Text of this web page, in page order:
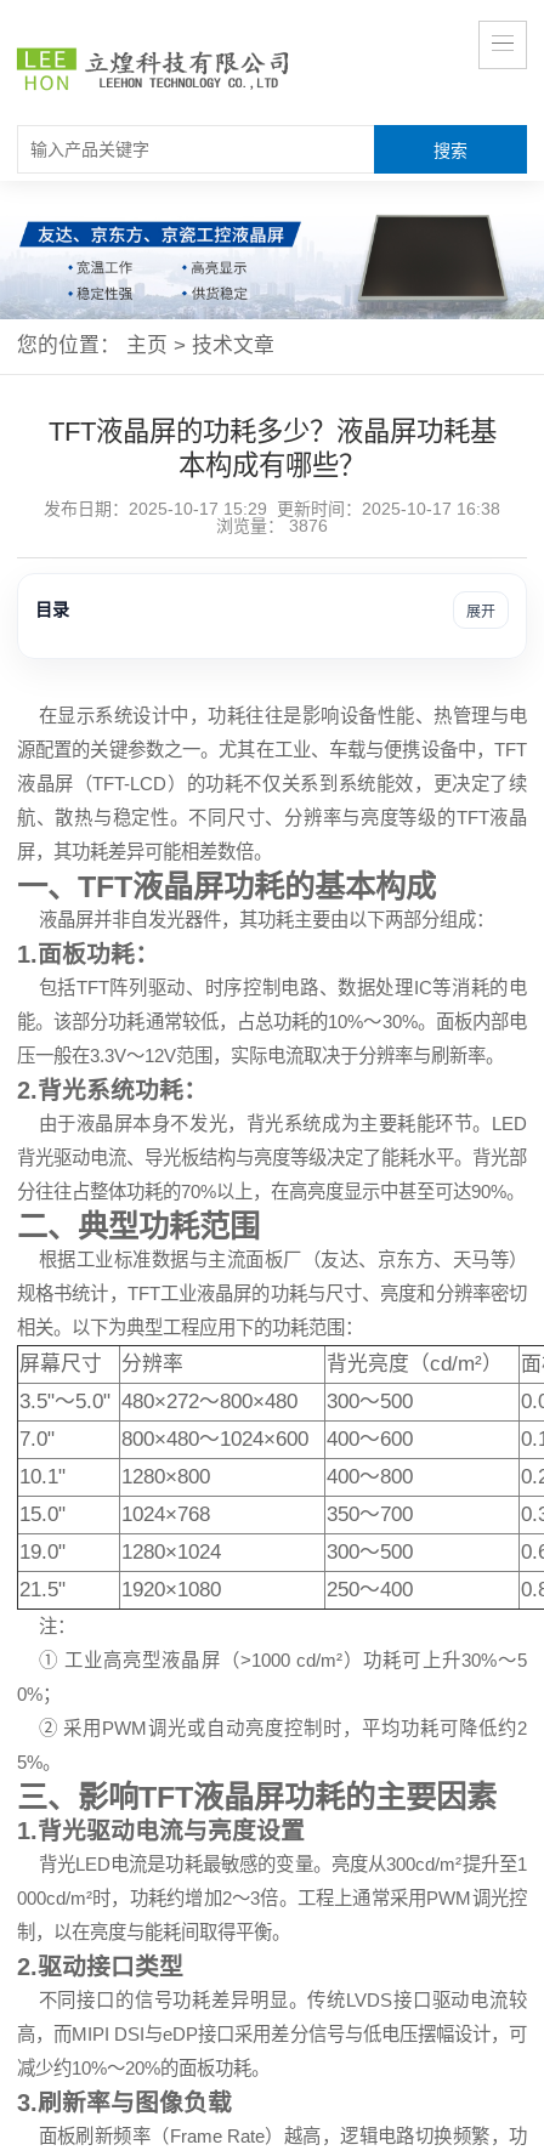
您的位置： 主页 > 技术文章
TFT液晶屏的功耗多少？液晶屏功耗基
本构成有哪些？
发布日期：2025-10-17 15:29 更新时间：2025-10-17 16:38
浏览量： 3876
目录 展开
在显示系统设计中，功耗往往是影响设备性能、热管理与电
源配置的关键参数之一。尤其在工业、车载与便携设备中，TFT
液晶屏 （TFT-LCD）的功耗不仅关系到系统能效，更决定了续
航、散热与稳定性。不同尺寸、分辨率与亮度等级的TFT液晶
屏，其功耗差异可能相差数倍。
一、TFT液晶屏功耗的基本构成
液晶屏并非自发光器件，其功耗主要由以下两部分组成：
1.面板功耗：
包括TFT阵列驱动、时序控制电路、数据处理IC等消耗的电
能。该部分功耗通常较低，占总功耗的10%～30%。面板内部电
压一般在3.3V～12V范围，实际电流取决于分辨率与刷新率。
2.背光系统功耗：
由于液晶屏本身不发光，背光系统成为主要耗能环节。 LED
背光驱动电流、导光板结构与亮度等级决定了能耗水平。背光部
分往往占整体功耗的70%以上，在高亮度显示中甚至可达90%。
二、典型功耗范围
根据工业标准数据与主流面板厂（友达、 京东方、天马等）
规格书统计，TFT工业液晶屏的功耗与尺寸、亮度和分辨率密切
相关。以下为典型工程应用下的功耗范围：
屏幕尺寸 分辨率 背光亮度（cd/m²）
3.5"～5.0" 480×272～800×480 300～500
7.0"
800×480～1024×600 400～600
10.1"
1280×800 400～800
15.0"
1024×768 350～700
19.0"
1280×1024 300～500
21.5"
1920×1080 250～400
注：
① 工业高亮型液晶屏（>1000 cd/m²）功耗可上升30%～5
0%；
② 采用PWM调光或自动亮度控制时，平均功耗可降低约2
5%。
三、影响TFT液晶屏功耗的主要因素
1.背光驱动电流与亮度设置
背光LED电流是功耗最敏感的变量。亮度从300cd/m²提升至1
000cd/m²时，功耗约增加2～3倍。工程上通常采用PWM调光控
制，以在亮度与能耗间取得平衡。
2.驱动接口类型
不同接口的信号功耗差异明显。传统LVDS接口驱动电流较
高，而MIPI DSI与eDP接口采用差分信号与低电压摆幅设计，可
减少约10%～20%的面板功耗。
3.刷新率与图像负载
面板刷新频率（Frame Rate）越高，逻辑电路切换频繁，功